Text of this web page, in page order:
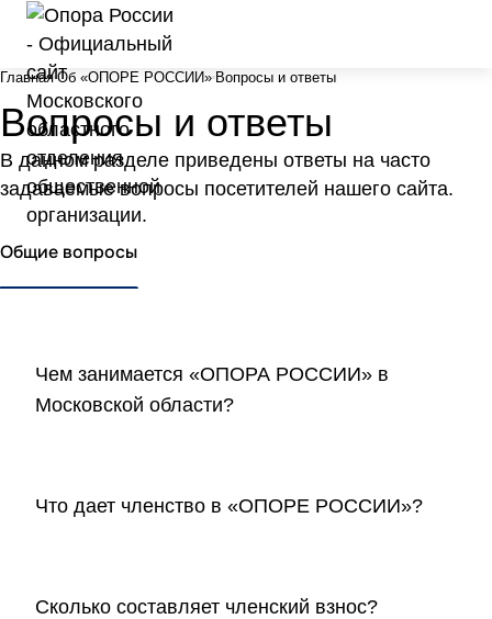
Главная Об «ОПОРЕ РОССИИ» Вопросы и ответы
Вопросы и ответы
В данном разделе приведены ответы на часто
задаваемые вопросы посетителей нашего сайта.
Общие вопросы
Чем занимается «ОПОРА РОССИИ» в
Московской области?
Что дает членство в «ОПОРЕ РОССИИ»?
Сколько составляет членский взнос?